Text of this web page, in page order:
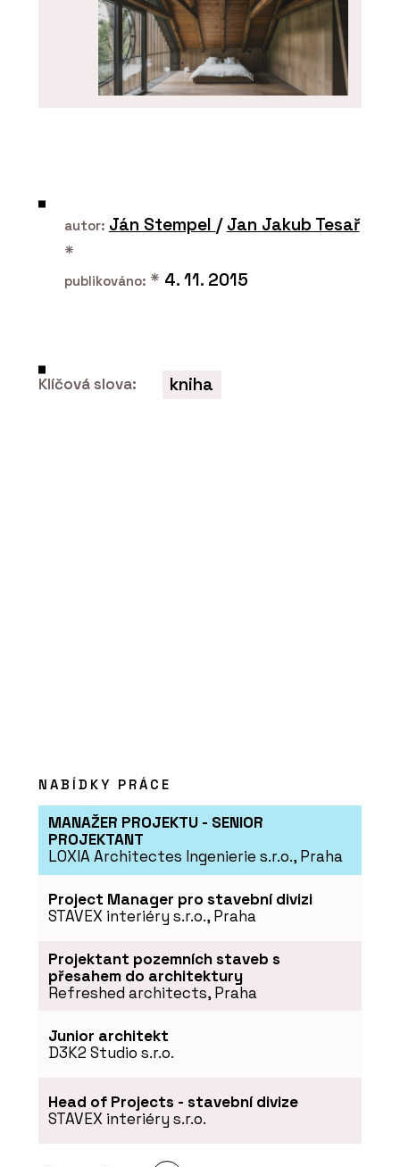
PRODUKTY
autor: Ján Stempel / Jan Jakub Tesař
*
publikováno: * 4. 11. 2015
Klíčová slova: kniha
NABÍDKY PRÁCE
MANAŽER PROJEKTU - SENIOR
PROJEKTANT
LOXIA Architectes Ingenierie s.r.o., Praha
Project Manager pro stavební divizi
STAVEX interiéry s.r.o., Praha
Projektant pozemních staveb s
přesahem do architektury
Refreshed architects, Praha
Junior architekt
D3K2 Studio s.r.o.
Head of Projects - stavební divize
STAVEX interiéry s.r.o.